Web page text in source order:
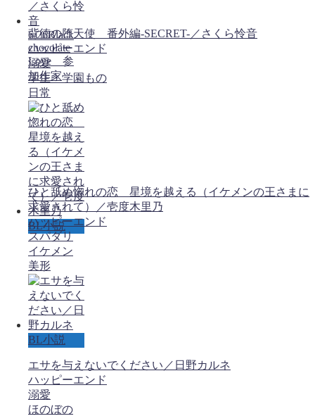
6/26Black
chocolate
Love 参
加作家
背徳の堕天使 番外編-SECRET-／さくら怜音
ハッピーエンド
溺愛
学生・学園もの
日常
BL小説
ひと舐め惚れの恋 星境を越える（イケメンの王さまに
求愛されて）／壱度木里乃
ハッピーエンド
スパダリ
イケメン
美形
BL小説
エサを与えないでください／日野カルネ
ハッピーエンド
溺愛
ほのぼの